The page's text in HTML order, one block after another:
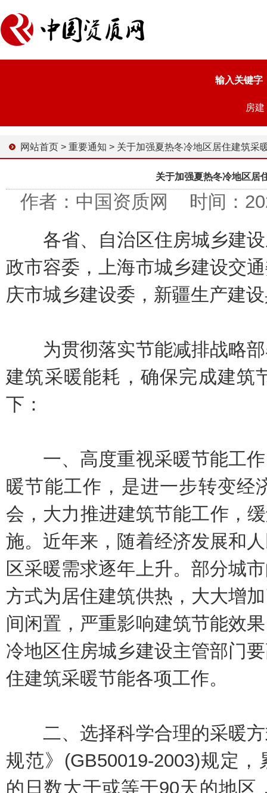
输入关键字
房建
网站首页 > 重要通知 > 关于加强夏热冬冷地区居住建筑采暖方式管理的
关于加强夏热冬冷地区居
作者：中国资质网 时间：
各省、自治区住房城乡建设
政市容委，上海市城乡建设交
庆市城乡建设委，新疆生产建
为贯彻落实节能减排战略部
建筑采暖能耗，确保完成建筑
下：
一、高度重视采暖节能工作
暖节能工作，是进一步转变经
会，大力推进建筑节能工作，
施。近年来，随着经济发展和
区采暖需求逐年上升。部分城
方式为居住建筑供热，大大增
间闲置，严重影响建筑节能效
冷地区住房城乡建设主管部门
住建筑采暖节能各项工作。
二、选择科学合理的采暖方
规范》(GB50019-2003)规定
的日数大于或等于90天的地